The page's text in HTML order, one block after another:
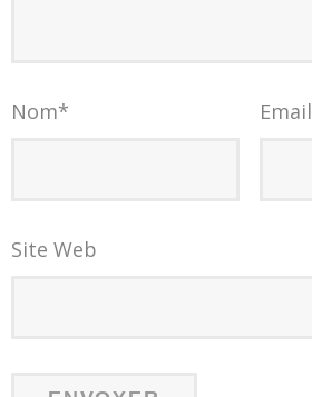
Nom* Email
Site Web